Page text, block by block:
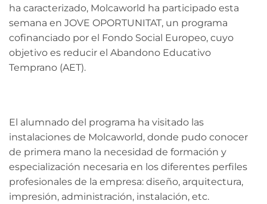
ha caracterizado, Molcaworld ha participado esta
semana en JOVE OPORTUNITAT, un programa
cofinanciado por el Fondo Social Europeo, cuyo
objetivo es reducir el Abandono Educativo
Temprano (AET).
El alumnado del programa ha visitado las
instalaciones de Molcaworld, donde pudo conocer
de primera mano la necesidad de formación y
especialización necesaria en los diferentes perfiles
profesionales de la empresa: diseño, arquitectura,
impresión, administración, instalación, etc.